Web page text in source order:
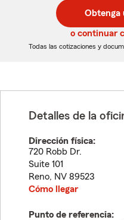
de
5
dígitos
de
5
dígitos
Obtenga
o continuar
Todas las cotizaciones y
Detalles de la
Dirección física:
720 Robb Dr.
Suite 101
Reno, NV 89523
Cómo llegar
Punto de referencia: